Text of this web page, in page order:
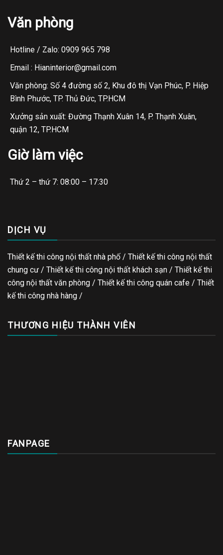
Văn phòng
Hotline / Zalo: 0909 965 798
Email : Hianinterior@gmail.com
Văn phòng: Số 4 đường số 2, Khu đô thị Vạn Phúc, P. Hiệp
Bình Phước, TP. Thủ Đức, TP.HCM
Xưởng sản xuất: Đường Thạnh Xuân 14, P. Thạnh Xuân,
quận 12, TP.HCM
Giờ làm việc
Thứ 2 – thứ 7: 08:00 – 17:30
DỊCH VỤ
Thiết kế thi công nội thất nhà phố / Thiết kế thi công nội thất
chung cư / Thiết kế thi công nội thất khách sạn / Thiết kế thi
công nội thất văn phòng / Thiết kế thi công quán cafe / Thiết
kế thi công nhà hàng /
THƯƠNG HIỆU THÀNH VIÊN
FANPAGE